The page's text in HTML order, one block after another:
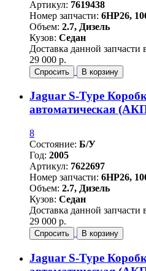
Артикул: 7619438
Номер запчасти: 6HP26,
Объем: 2.7, Дизель
Кузов: Седан
Доставка данной
29 000 р.
Спросить В корзину
Jaguar S-Type
автоматическая
8
Состояние: Б/У
Год: 2005
Артикул: 7622697
Номер запчасти: 6HP26,
Объем: 2.7, Дизель
Кузов: Седан
Доставка данной
29 000 р.
Спросить В корзину
Jaguar S-Type